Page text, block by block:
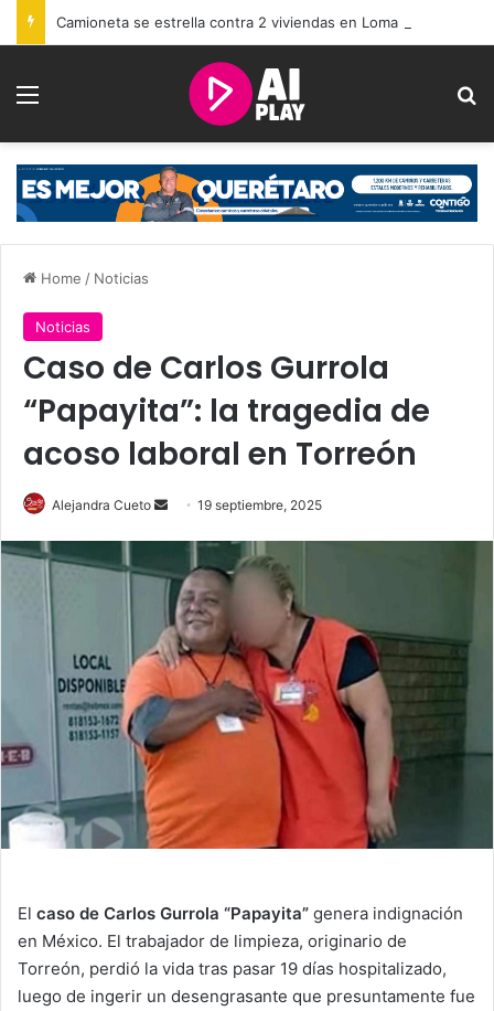
Camioneta se estrella contra 2 viviendas en Loma Dorada
Menu
Home / Noticias
Noticias
Caso de Carlos Gurrola
“Papayita”: la tragedia de
acoso laboral en Torreón
Alejandra Cueto
Send19 septiembre, 2025
El caso de Carlos Gurrola “Papayita” genera indignación
en México. El trabajador de limpieza, originario de
Torreón, perdió la vida tras pasar 19 días hospitalizado,
luego de ingerir un desengrasante que presuntamente fue